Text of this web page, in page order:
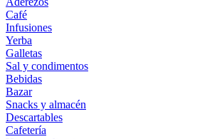
Café
Infusiones
Yerba
Galletas
Sal y condimentos
Bebidas
Bazar
Snacks y almacén
Descartables
Cafetería